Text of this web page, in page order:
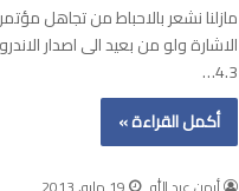
مازلنا نشعر بالاحباط من تجاهل
الاشارة ولو من بعيد الى اصدار
4.3…
أكمل القراءة »